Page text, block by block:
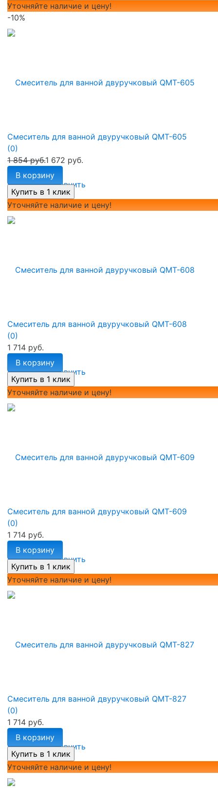
Уточняйте наличие и цену!
-10%
избранное сравнить
Смеситель для ванной двуручковый QMT-605
(0)
1 854 руб.1 672 руб.
В корзину
Уточняйте наличие и цену!
избранное сравнить
Смеситель для ванной двуручковый QMT-608
(0)
1 714 руб.
В корзину
Уточняйте наличие и цену!
избранное сравнить
Смеситель для ванной двуручковый QMT-609
(0)
1 714 руб.
В корзину
Уточняйте наличие и цену!
избранное сравнить
Смеситель для ванной двуручковый QMT-827
(0)
1 714 руб.
В корзину
Уточняйте наличие и цену!